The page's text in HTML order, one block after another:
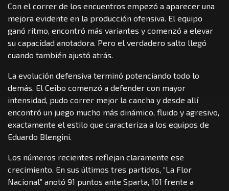
Con el correr de los encuentros empezó a aparecer una
mejora evidente en la producción ofensiva. El equipo
ganó ritmo, encontró más variantes y comenzó a elevar
su capacidad anotadora. Pero el verdadero salto llegó
cuando también ajustó atrás.
La evolución defensiva terminó potenciando todo lo
demás. El Ceibo comenzó a defender con mayor
intensidad, pudo correr mejor la cancha y desde allí
encontró un juego mucho más dinámico, fluido y agresivo,
exactamente el estilo que caracteriza a los equipos de
Eduardo Blengini.
Los números recientes reflejan claramente ese
crecimiento. En sus últimos tres partidos, “La Flor
Nacional” anotó 91 puntos ante Sparta, 101 frente a